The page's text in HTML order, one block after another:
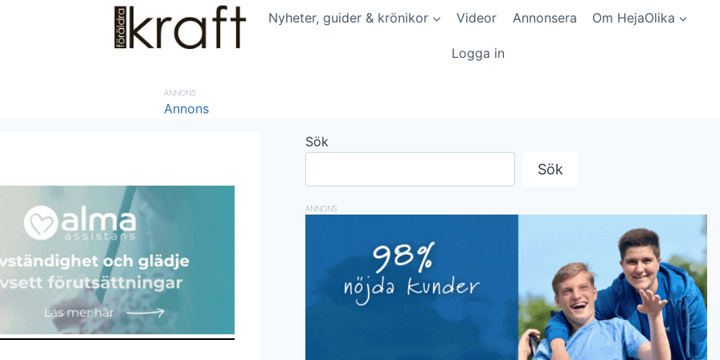
Nyheter, guider & krönikor Videor Annonsera Om HejaOlika
Logga in
ANNONS
Sök
Sök
ANNONS